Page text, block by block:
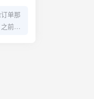
单那
前我